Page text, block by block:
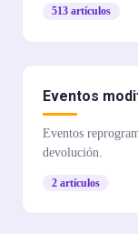
513 artículos
Eventos
Eventos
devolución.
2 artículos